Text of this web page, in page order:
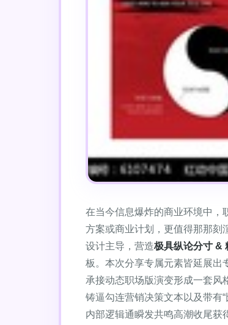
在当今信息爆炸的商业环境中，
方案或商业计划，更值得那那刻
设计主导，营造极具纵论分寸 &
板。本次分享专属元素皆延展出
承接动态职场版演变形成一套风
铸逼勾连营销决策文本以及带有
内部逻辑通瞬发共鸣高潮收尾获